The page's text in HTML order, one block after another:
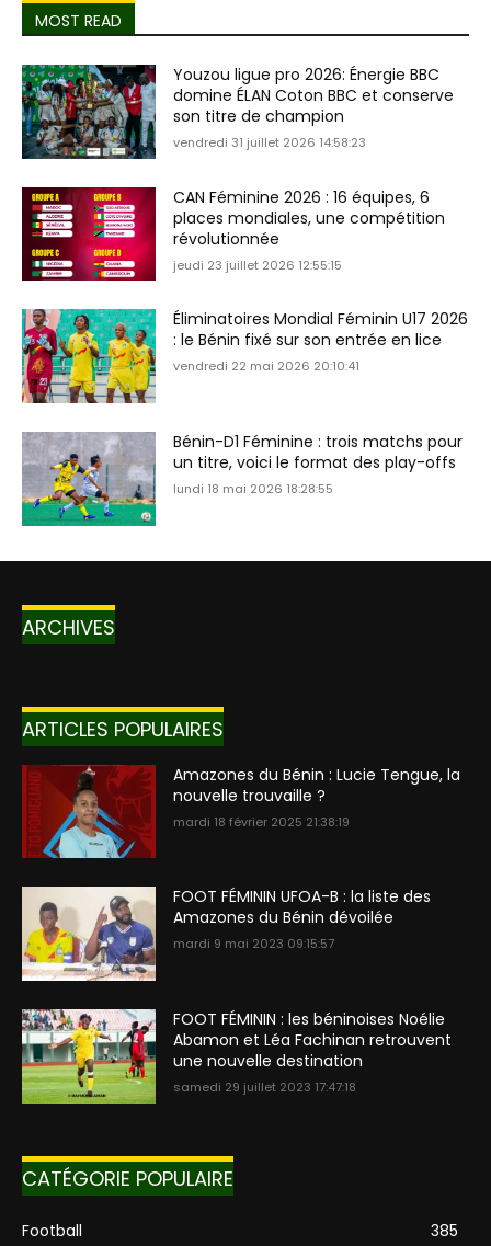
MOST READ
Youzou ligue pro 2026: Énergie BBC
domine ÉLAN Coton BBC et conserve
son titre de champion
vendredi 31 juillet 2026 14:58:23
CAN Féminine 2026 : 16 équipes, 6
places mondiales, une compétition
révolutionnée
jeudi 23 juillet 2026 12:55:15
Éliminatoires Mondial Féminin U17 2026
: le Bénin fixé sur son entrée en lice
vendredi 22 mai 2026 20:10:41
Bénin-D1 Féminine : trois matchs pour
un titre, voici le format des play-offs
lundi 18 mai 2026 18:28:55
ARCHIVES
ARTICLES POPULAIRES
Amazones du Bénin : Lucie Tengue, la
nouvelle trouvaille ?
mardi 18 février 2025 21:38:19
FOOT FÉMININ UFOA-B : la liste des
Amazones du Bénin dévoilée
mardi 9 mai 2023 09:15:57
FOOT FÉMININ : les béninoises Noélie
Abamon et Léa Fachinan retrouvent
une nouvelle destination
samedi 29 juillet 2023 17:47:18
CATÉGORIE POPULAIRE
Football
385